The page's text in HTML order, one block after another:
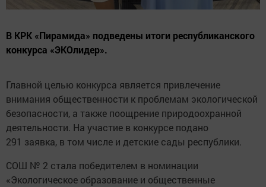
В КРК «Пирамида» подведены итоги республиканского
конкурса «ЭКОлидер».
Главной целью конкурса является привлечение
внимания общественности к проблемам экологической
безопасности, а также поощрение природоохранной
деятельности. На участие в конкурсе подано
291 заявка, в том числе и детские сады республики.
СОШ № 2 стала победителем в номинации
«Экологическое образование и общественные